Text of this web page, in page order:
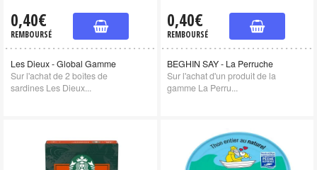
0,40€
REMBOURSÉ
Les Dieux - Global Gamme
Sur l'achat de 2 boîtes de
sardines Les Dieux...
0,40€
REMBOURSÉ
BEGHIN SAY - La Perruche
Sur l'achat d'un produit de la
gamme La Perru...